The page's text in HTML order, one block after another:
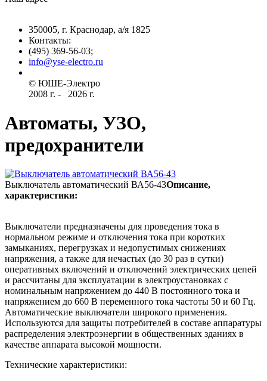
350005, г. Краснодар, а/я 1825
Контакты: ­
(495) 369-56-03;
info@yse-electro.ru­
© ЮШЕ-Эл­ектро ­
2008 г­. - ­ ­­­­­
2026 г.
Автоматы, УЗО,
предохранители
Выключатель автоматический ВА56-43Описание,
характеристики:
Выключатели предназначены для проведения тока в
нормальном режиме и отключения тока при коротких
замыканиях, перегрузках и недопустимых снижениях
напряжения, а также для нечастых (до 30 раз в сутки)
оперативных включений и отключений электрических цепей
и рассчитаны для эксплуатации в электроустановках с
номинальным напряжением до 440 В постоянного тока и
напряжением до 660 В переменного тока частоты 50 и 60 Гц.
Автоматические выключатели широкого применения.
Используются для защиты потребителей в составе аппаратуры
распределения электроэнергии в общественных зданиях в
качестве аппарата высокой мощности.
Технические характеристики: